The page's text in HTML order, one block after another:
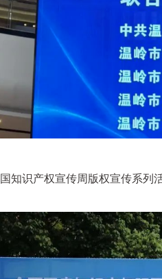
知识产权宣传周版权宣传系列